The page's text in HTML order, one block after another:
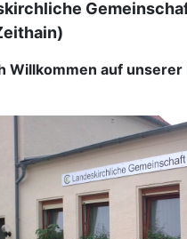
Willkommen auf